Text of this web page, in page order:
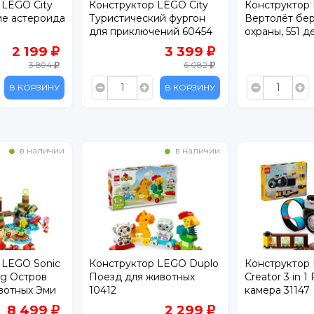
City
фургон
60454
3 399
6 082
В КОРЗИНУ
Конструктор LEGO City
Вертолёт береговой
охраны, 551 дет., 60503
6 099
9 999
В КОРЗИНУ
Конструктор
Technic
Дракон 42149
в наличии
Duplo
2 299
в наличии
Конструктор LEGO
Creator 3 in 1 Ретро-
камера 31147
2 799
Конструктор
Friends Дома
и Пейсли